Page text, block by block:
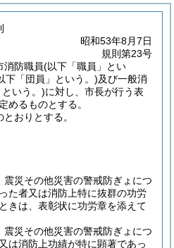
昭和53年8月7日
規則第23号
消防職員(以下「職員」とい
下「団員」という。)及び一般消
いう。)に対し、市長が行う表
めるものとする。
おりとする。
震災その他災害の警戒防ぎょにつ
た者又は消防上特に抜群の功労
きは、表彰状に功労章を添えて
震災その他災害の警戒防ぎょにつ
は消防上功績が特に顕著であっ